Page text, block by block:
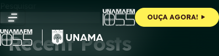
content
OUÇA AGORA!
Pesquisar
Pesquisar
Recent Posts